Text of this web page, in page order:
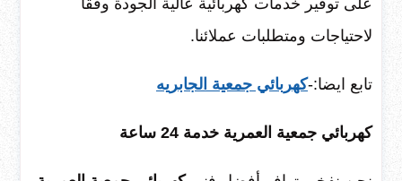
لاحتياجات ومتطلبات عملائنا.
تابع ايضا:-كهربائي جمعية الجابريه
كهربائي جمعية العمرية خدمة 24 ساعة